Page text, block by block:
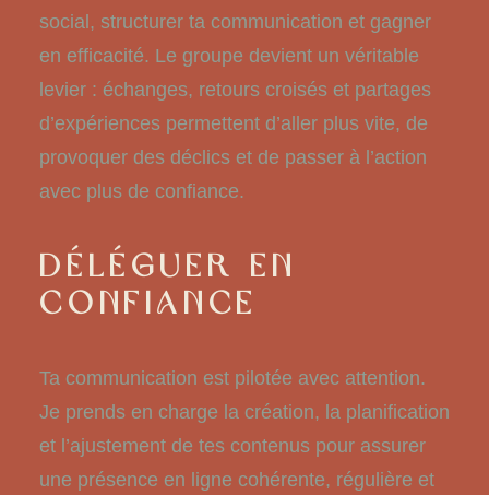
social, structurer ta communication et gagner
en efficacité. Le groupe devient un véritable
levier : échanges, retours croisés et partages
d’expériences permettent d’aller plus vite, de
provoquer des déclics et de passer à l’action
avec plus de confiance.
DÉLÉGUER EN
CONFIANCE
Ta communication est pilotée avec attention.
Je prends en charge la création, la planification
et l’ajustement de tes contenus pour assurer
une présence en ligne cohérente, régulière et